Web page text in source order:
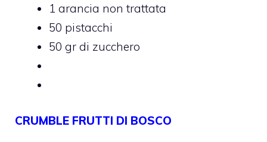
1 arancia non trattata
50 pistacchi
50 gr di zucchero
CRUMBLE FRUTTI DI BOSCO